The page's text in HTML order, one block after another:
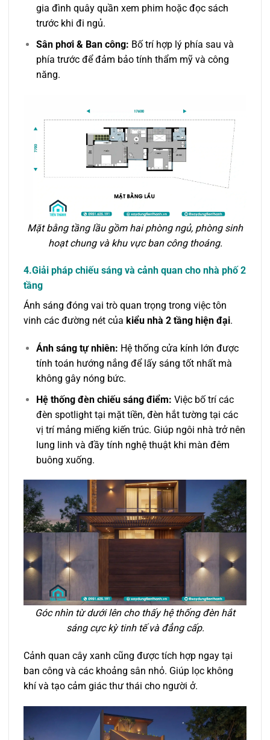
gia đình quây quần xem phim hoặc đọc sách
trước khi đi ngủ.
Sân phơi & Ban công: Bố trí hợp lý phía sau và
phía trước để đảm bảo tính thẩm mỹ và công
năng.
Mặt bằng tầng lầu gồm hai phòng ngủ, phòng sinh
hoạt chung và khu vực ban công thoáng.
4.Giải pháp chiếu sáng và cảnh quan cho nhà phố 2
tầng
Ánh sáng đóng vai trò quan trọng trong việc tôn
vinh các đường nét của kiểu nhà 2 tầng hiện đại.
Ánh sáng tự nhiên: Hệ thống cửa kính lớn được
tính toán hướng nắng để lấy sáng tốt nhất mà
không gây nóng bức.
Hệ thống đèn chiếu sáng điểm: Việc bố trí các
đèn spotlight tại mặt tiền, đèn hắt tường tại các
vị trí mảng miếng kiến trúc. Giúp ngôi nhà trở nên
lung linh và đầy tính nghệ thuật khi màn đêm
buông xuống.
Góc nhìn từ dưới lên cho thấy hệ thống đèn hắt
sáng cực kỳ tinh tế và đẳng cấp.
Cảnh quan cây xanh cũng được tích hợp ngay tại
ban công và các khoảng sân nhỏ. Giúp lọc không
khí và tạo cảm giác thư thái cho người ở.